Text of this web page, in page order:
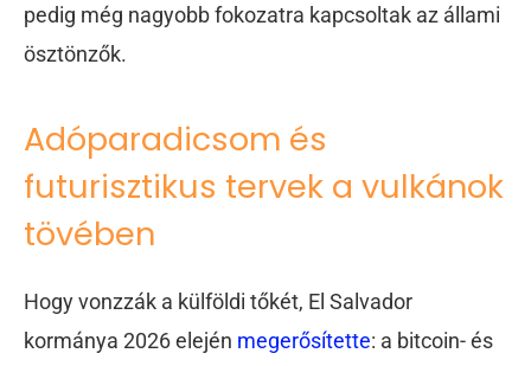
pedig még nagyobb fokozatra kapcsoltak az állami
ösztönzők.
Adóparadicsom és
futurisztikus tervek a vulkánok
tövében
Hogy vonzzák a külföldi tőkét, El Salvador
kormánya 2026 elején megerősítette: a bitcoin- és